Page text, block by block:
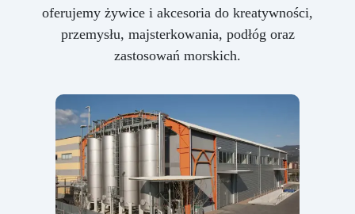
oferujemy żywice i akcesoria do kreatywności,
przemysłu, majsterkowania, podłóg oraz
zastosowań morskich.